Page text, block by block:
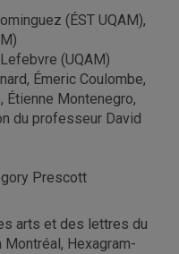
(ÉST UQAM),
(UQAM)
Émeric Coulombe,
Étienne Montenegro,
du professeur David
Prescott
arts et des lettres du
Hexagram-